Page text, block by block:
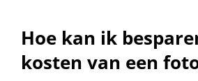
Hoe kan ik
kosten van een